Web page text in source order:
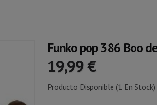
Funko pop 386 Boo
19,99 €
Producto Disponible (1 En Stock)